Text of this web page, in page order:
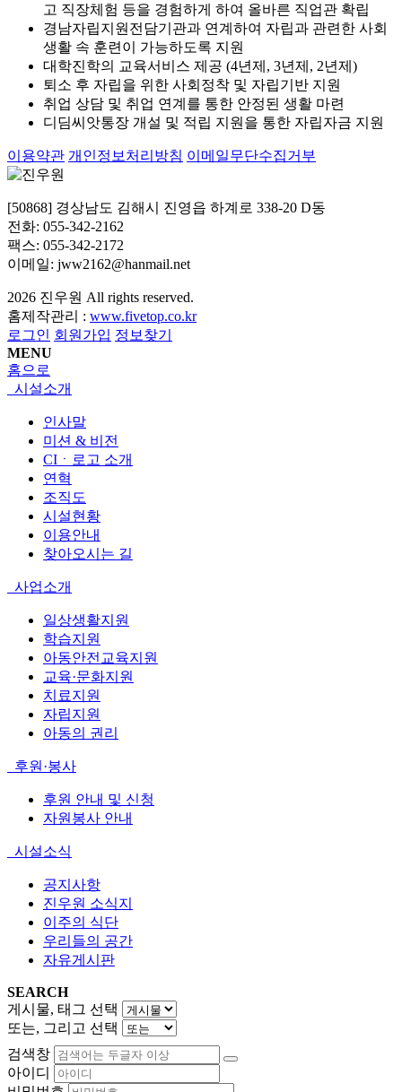
고 직장체험 등을 경험하게 하여 올바른 직업관 확립
경남자립지원전담기관과 연계하여 자립과 관련한 사회
생활 속 훈련이 가능하도록 지원
대학진학의 교육서비스 제공 (4년제, 3년제, 2년제)
퇴소 후 자립을 위한 사회정착 및 자립기반 지원
취업 상담 및 취업 연계를 통한 안정된 생활 마련
디딤씨앗통장 개설 및 적립 지원을 통한 자립자금 지원
이용약관 개인정보처리방침 이메일무단수집거부
[50868] 경상남도 김해시 진영읍 하계로 338-20 D동
전화: 055-342-2162
팩스: 055-342-2172
이메일: jww2162@hanmail.net
2026 진우원 All rights reserved.
홈제작관리 : www.fivetop.co.kr
로그인 회원가입 정보찾기
MENU
홈으로
시설소개
인사말
미션 & 비전
CIㆍ로고 소개
연혁
조직도
시설현황
이용안내
찾아오시는 길
사업소개
일상생활지원
학습지원
아동안전교육지원
교육·문화지원
치료지원
자립지원
아동의 권리
후원·봉사
후원 안내 및 신청
자원봉사 안내
시설소식
공지사항
진우원 소식지
이주의 식단
우리들의 공간
자유게시판
SEARCH
게시물, 태그 선택
또는, 그리고 선택
검색창
아이디